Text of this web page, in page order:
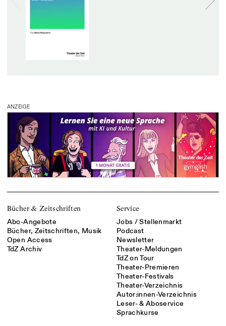
ANZEIGE
Bücher & Zeitschriften
Abo-Angebote
Bücher, Zeitschriften, Musik
Open Access
TdZ Archiv
Service
Jobs / Stellenmarkt
Podcast
Newsletter
Theater-Meldungen
TdZ on Tour
Theater-Premieren
Theater-Festivals
Theater-Verzeichnis
Autor:innen-Verzeichnis
Leser- & Aboservice
Sprachkurse